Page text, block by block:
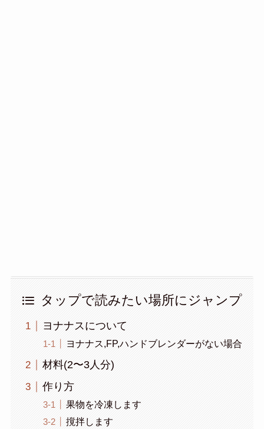
タップで読みたい場所にジャンプ
ヨナナスについて
ヨナナス,FP,ハンドブレンダーがない場合
材料(2〜3人分)
作り方
果物を冷凍します
撹拌します